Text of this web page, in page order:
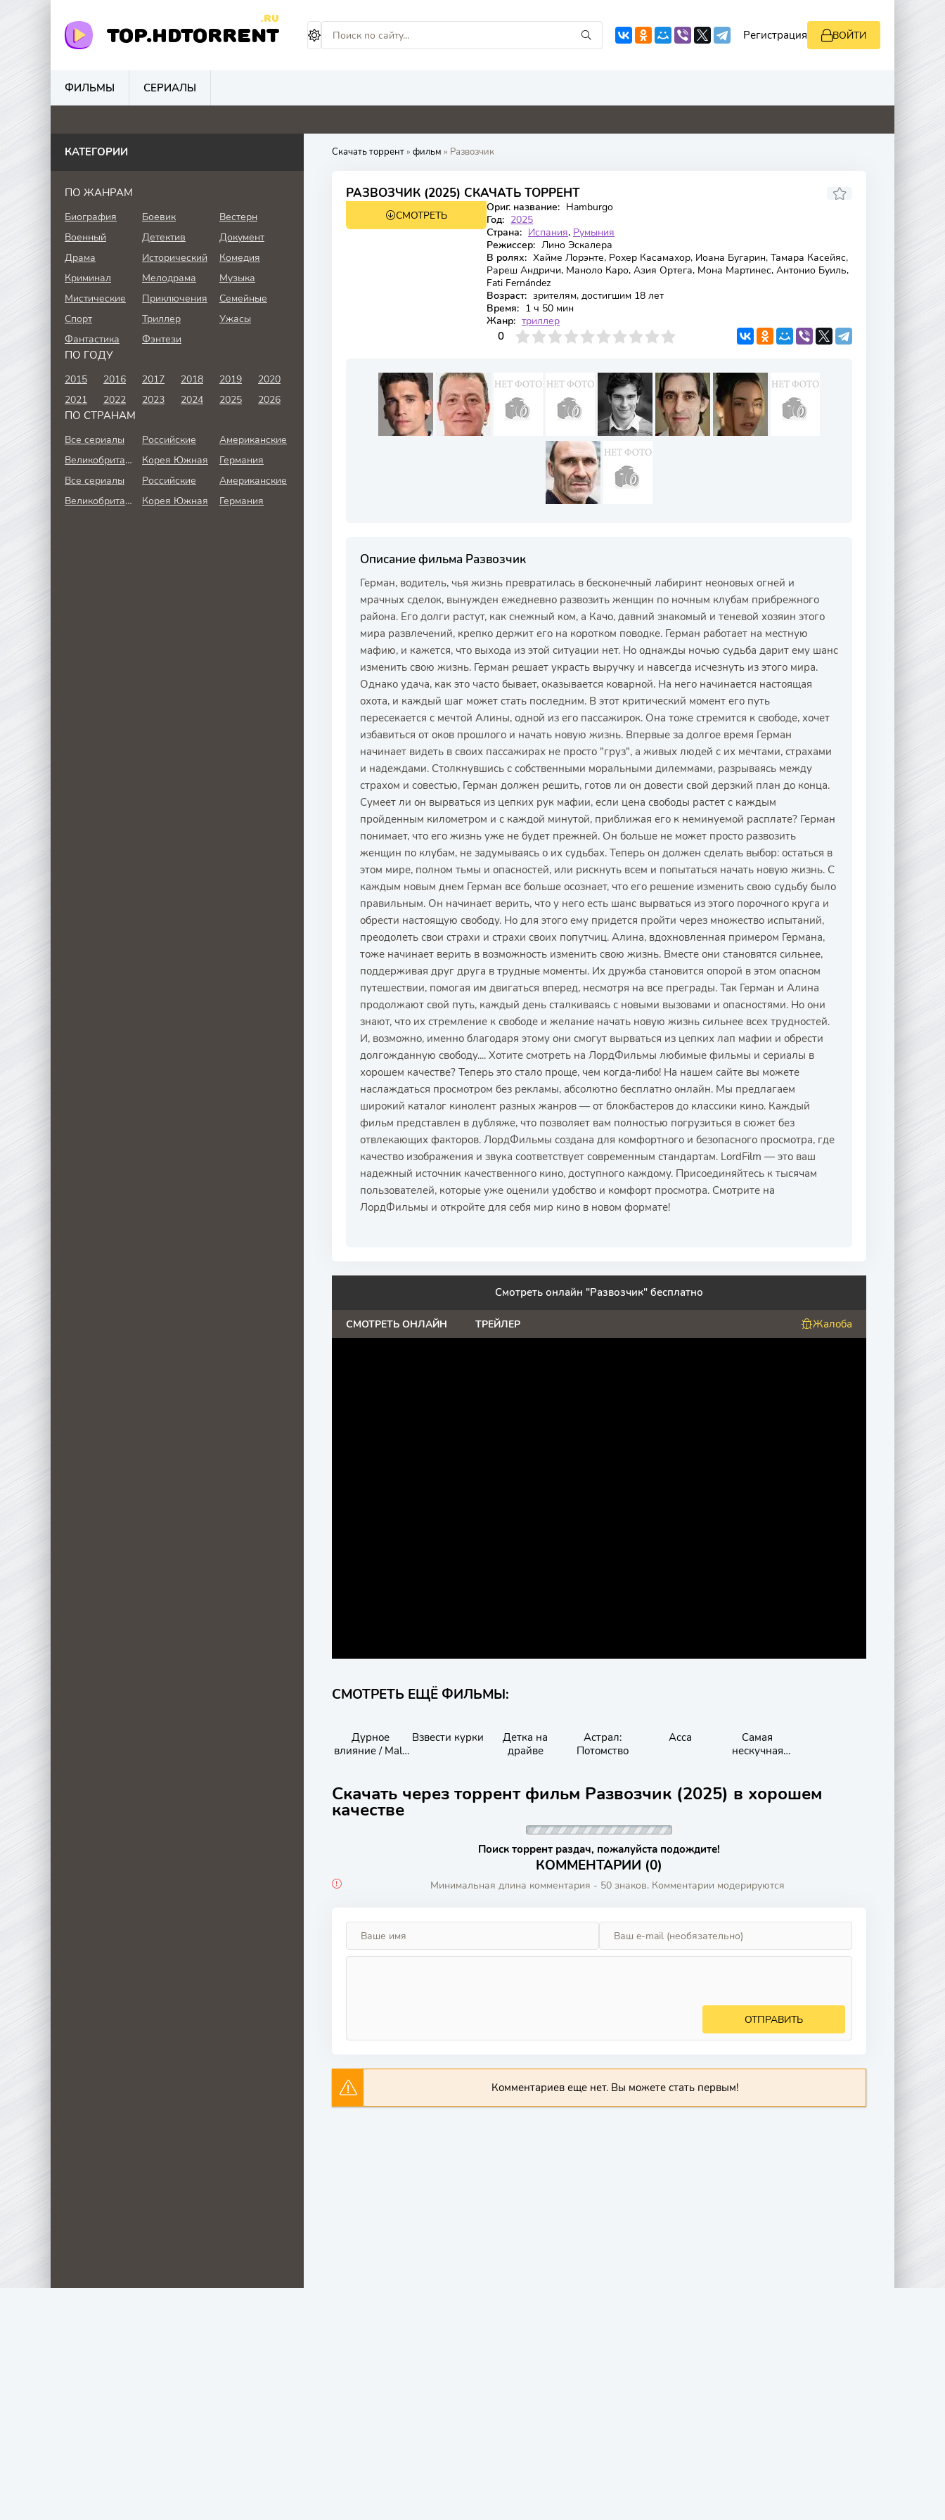
TOP.HDTORRENT
.RU
Регистрация ВОЙТИ
ФИЛЬМЫ СЕРИАЛЫ
0 0 0 0 0 4.1 3.3 0 0 0 0
Скачать торрент» фильм » Развозчик
РАЗВОЗЧИК (2025) СКАЧАТЬ ТОРРЕНТ
6
СМОТРЕТЬ
Ориг. название: Hamburgo
Год: 2025
Страна: Испания, Румыния
Режиссер: Лино Эскалера
В ролях: Хайме Лорэнте, Рохер Касамахор, Иоана Бугарин, Тамара Касейяс,
Рареш Андричи, Маноло Каро, Азия Ортега, Мона Мартинес, Антонио Буиль,
Fati Fernández
Возраст: зрителям, достигшим 18 лет
Время: 1 ч 50 мин
Жанр: триллер
0
4 6 7 8 9 10
Описание фильма Развозчик
Герман, водитель, чья жизнь превратилась в бесконечный лабиринт неоновых огней и
мрачных сделок, вынужден ежедневно развозить женщин по ночным клубам прибрежного
района. Его долги растут, как снежный ком, а Качо, давний знакомый и теневой хозяин этого
мира развлечений, крепко держит его на коротком поводке. Герман работает на местную
мафию, и кажется, что выхода из этой ситуации нет. Но однажды ночью судьба дарит ему шанс
изменить свою жизнь. Герман решает украсть выручку и навсегда исчезнуть из этого мира.
Однако удача, как это часто бывает, оказывается коварной. На него начинается настоящая
охота, и каждый шаг может стать последним. В этот критический момент его путь
пересекается с мечтой Алины, одной из его пассажирок. Она тоже стремится к свободе, хочет
избавиться от оков прошлого и начать новую жизнь. Впервые за долгое время Герман
начинает видеть в своих пассажирах не просто "груз", а живых людей с их мечтами, страхами
и надеждами. Столкнувшись с собственными моральными дилеммами, разрываясь между
страхом и совестью, Герман должен решить, готов ли он довести свой дерзкий план до конца.
Сумеет ли он вырваться из цепких рук мафии, если цена свободы растет с каждым
пройденным километром и с каждой минутой, приближая его к неминуемой расплате? Герман
понимает, что его жизнь уже не будет прежней. Он больше не может просто развозить
женщин по клубам, не задумываясь о их судьбах. Теперь он должен сделать выбор: остаться в
этом мире, полном тьмы и опасностей, или рискнуть всем и попытаться начать новую жизнь. С
каждым новым днем Герман все больше осознает, что его решение изменить свою судьбу было
правильным. Он начинает верить, что у него есть шанс вырваться из этого порочного круга и
обрести настоящую свободу. Но для этого ему придется пройти через множество испытаний,
преодолеть свои страхи и страхи своих попутчиц. Алина, вдохновленная примером Германа,
тоже начинает верить в возможность изменить свою жизнь. Вместе они становятся сильнее,
поддерживая друг друга в трудные моменты. Их дружба становится опорой в этом опасном
путешествии, помогая им двигаться вперед, несмотря на все преграды. Так Герман и Алина
продолжают свой путь, каждый день сталкиваясь с новыми вызовами и опасностями. Но они
знают, что их стремление к свободе и желание начать новую жизнь сильнее всех трудностей.
И, возможно, именно благодаря этому они смогут вырваться из цепких лап мафии и обрести
долгожданную свободу.... Хотите смотреть на ЛордФильмы любимые фильмы и сериалы в
хорошем качестве? Теперь это стало проще, чем когда-либо! На нашем сайте вы можете
наслаждаться просмотром без рекламы, абсолютно бесплатно онлайн. Мы предлагаем
широкий каталог кинолент разных жанров — от блокбастеров до классики кино. Каждый
фильм представлен в дубляже, что позволяет вам полностью погрузиться в сюжет без
отвлекающих факторов. ЛордФильмы создана для комфортного и безопасного просмотра, где
качество изображения и звука соответствует современным стандартам. LordFilm — это ваш
надежный источник качественного кино, доступного каждому. Присоединяйтесь к тысячам
пользователей, которые уже оценили удобство и комфорт просмотра. Смотрите на
ЛордФильмы и откройте для себя мир кино в новом формате!
Смотреть онлайн "Развозчик" бесплатно
СМОТРЕТЬ ОНЛАЙН ТРЕЙЛЕР Жалоба
СМОТРЕТЬ ЕЩЁ ФИЛЬМЫ:
Дурное
влияние / Mala
Взвести курки
Детка на
драйве
Астрал:
Потомство
Асса
Самая
нескучная
Скачать через торрент фильм Развозчик (2025) в хорошем
качестве
Поиск торрент раздач, пожалуйста подождите!
КОММЕНТАРИИ (0)
Минимальная длина комментария - 50 знаков. Комментарии модерируются
ОТПРАВИТЬ
Комментариев еще нет. Вы можете стать первым!
КАТЕГОРИИ
ПО ЖАНРАМ
Биография Боевик
Вестерн
Военный
Детектив
Документ
Драма
Исторический
Комедия
Криминал
Мелодрама
Музыка
Мистические
Приключения
Семейные
Спорт
Триллер
Ужасы
Фантастика
Фэнтези
ПО ГОДУ
2015 2016 2017 2018 2019
2020
2021
2022 2023 2024 2025 2026
ПО СТРАНАМ
Все сериалы Российские
Американские
Великобритания
Корея Южная
Германия
Все сериалы
Российские
Американские
Великобритания
Корея Южная Германия